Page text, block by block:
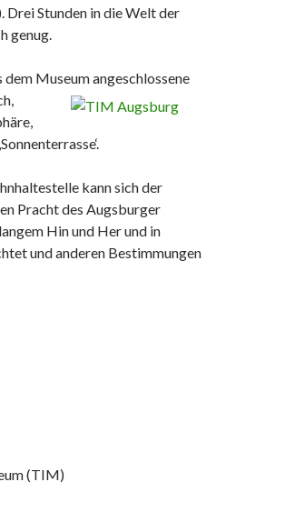
Stunden in die Welt der
genug.
Museum angeschlossene
kann sich der
Pracht des Augsburger
Hin und Her und in
und anderen Bestimmungen
(TIM)